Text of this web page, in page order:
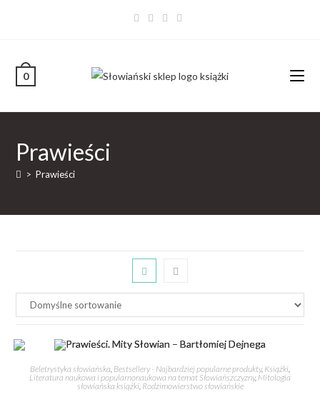
0
Prawieści
> Prawieści
Beletrystyka słowiańska, Bestsellery - Najbardziej popularne produkty, Książki,
Literatura naukowa i popularnonaukowa na temat Słowiańszczyzny, Mitologia
słowiańska książki, Rodzimowierstwo słowiańskie